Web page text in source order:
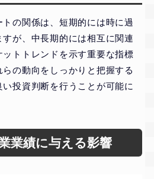
の関係は、短期的には時に過
が、中長期的には相互に関連
トトレンドを示す重要な指標
の動向をしっかりと把握する
投資判断を行うことが可能に
業績に与える影響